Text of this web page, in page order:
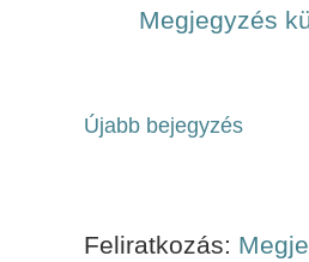
Megjegyzés
Újabb bejegyzés
Feliratkozás: